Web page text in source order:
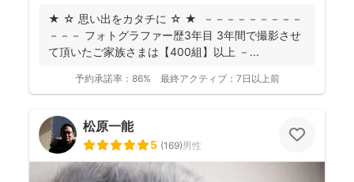
★ ☆ 思い出をカタチに ☆ ★ －－－－－－－－－
－－－ フォトグラファー歴3年目 3年間で撮影させ
て頂いたご家族さまは【400組】以上 －...
予約承諾率： 86% 最終アクティブ： 7日以上前
松原一能
5 (169)男性